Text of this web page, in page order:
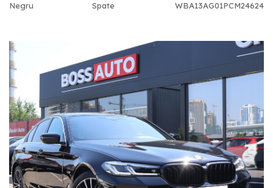
Negru
Spate
WBA13AG01PCM24624